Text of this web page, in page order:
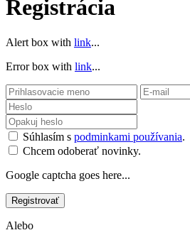
Registrácia
Alert box with link...
Error box with link...
Súhlasím s podminkami používania.
Chcem odoberať novinky.
Google captcha goes here...
Alebo